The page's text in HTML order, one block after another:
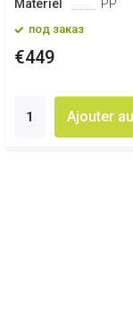
Matériel
PP
под заказ
€449
Ajouter